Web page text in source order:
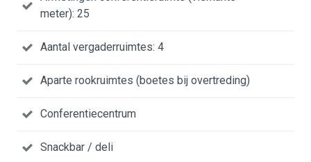
meter): 25
Aantal vergaderruimtes: 4
Aparte rookruimtes (boetes bij overtreding)
Conferentiecentrum
Snackbar / deli